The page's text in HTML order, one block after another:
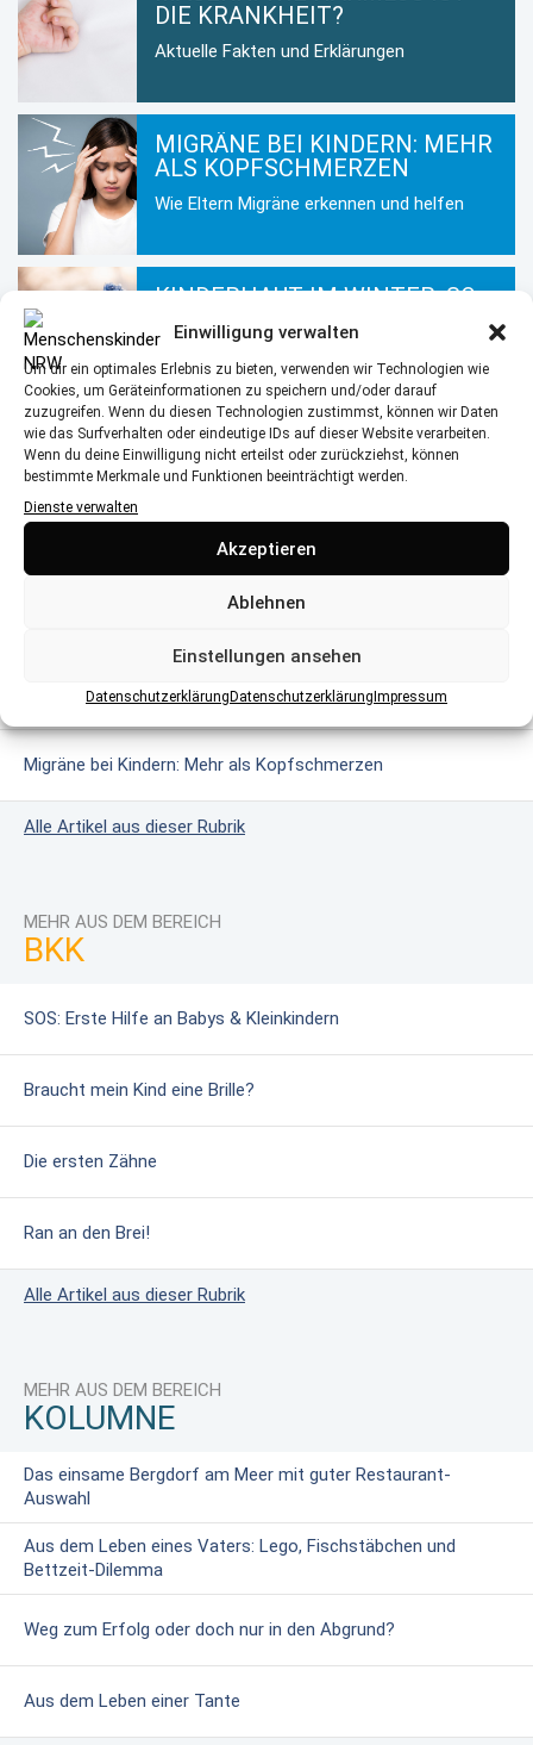
Einwilligung verwalten
Um dir ein optimales Erlebnis zu bieten, verwenden wir Technologien wie
Cookies, um Geräteinformationen zu speichern und/oder darauf
zuzugreifen. Wenn du diesen Technologien zustimmst, können wir Daten
wie das Surfverhalten oder eindeutige IDs auf dieser Website verarbeiten.
Wenn du deine Einwilligung nicht erteilst oder zurückziehst, können
bestimmte Merkmale und Funktionen beeinträchtigt werden.
Dienste verwalten
Akzeptieren
Ablehnen
Einstellungen ansehen
Datenschutzerklärung Datenschutzerklärung Impressum
DIE KRANKHEIT?
Aktuelle Fakten und Erklärungen
MIGRÄNE BEI KINDERN: MEHR
ALS KOPFSCHMERZEN
Wie Eltern Migräne erkennen und helfen
KINDERHAUT IM WINTER: SO
BLEIBT SIE GESUND UND
GEPFLEGT
Hautpflege für Kinder in der kalten
Jahreszeit
MEHR AUS DEM BEREICH
Glutenintoleranz & Zöliakie: Wenn Gluten gefährlich wird
Masern: Wie harmlos ist die Krankheit?
Migräne bei Kindern: Mehr als Kopfschmerzen
Alle Artikel aus dieser Rubrik
MEHR AUS DEM BEREICH
BKK
SOS: Erste Hilfe an Babys & Kleinkindern
Braucht mein Kind eine Brille?
Die ersten Zähne
Ran an den Brei!
Alle Artikel aus dieser Rubrik
MEHR AUS DEM BEREICH
KOLUMNE
Das einsame Bergdorf am Meer mit guter Restaurant-
Auswahl
Aus dem Leben eines Vaters: Lego, Fischstäbchen und
Bettzeit-Dilemma
Weg zum Erfolg oder doch nur in den Abgrund?
Aus dem Leben einer Tante